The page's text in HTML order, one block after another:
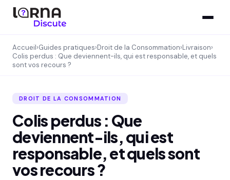
Accueil›Guides pratiques›Droit de la Consommation›Livraison›
Colis perdus : Que deviennent-ils, qui est responsable, et quels
sont vos recours ?
DROIT DE LA CONSOMMATION
Colis perdus : Que
deviennent-ils, qui est
responsable, et quels sont
vos recours ?